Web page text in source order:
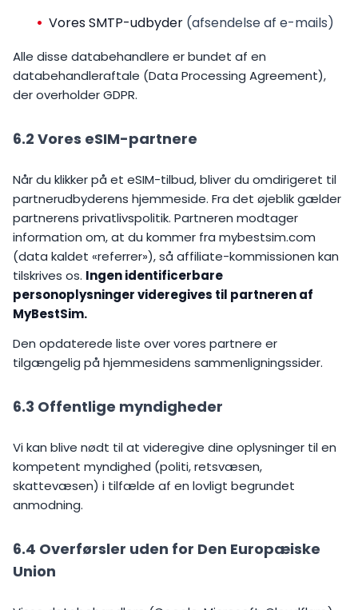
Vores SMTP-udbyder (afsendelse af e-mails)
Alle disse databehandlere er bundet af en
databehandleraftale (Data Processing Agreement),
der overholder GDPR.
6.2 Vores eSIM-partnere
Når du klikker på et eSIM-tilbud, bliver du omdirigeret til
partnerudbyderens hjemmeside. Fra det øjeblik gælder
partnerens privatlivspolitik. Partneren modtager
information om, at du kommer fra mybestsim.com
(data kaldet «referrer»), så affiliate-kommissionen kan
tilskrives os. Ingen identificerbare
personoplysninger videregives til partneren af
MyBestSim.
Den opdaterede liste over vores partnere er
tilgængelig på hjemmesidens sammenligningssider.
6.3 Offentlige myndigheder
Vi kan blive nødt til at videregive dine oplysninger til en
kompetent myndighed (politi, retsvæsen,
skattevæsen) i tilfælde af en lovligt begrundet
anmodning.
6.4 Overførsler uden for Den Europæiske
Union